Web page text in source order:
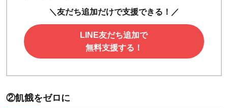
動に
「気候
＼友だち追加だけで支援できる！／
LINE友だち追加で
無料支援する！
②飢餓をゼロに